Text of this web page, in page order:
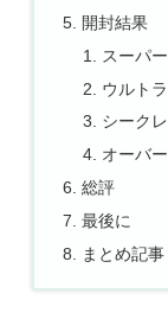
開封結果
スーパ
ウルト
シーク
オーバ
総評
最後に
まとめ記事